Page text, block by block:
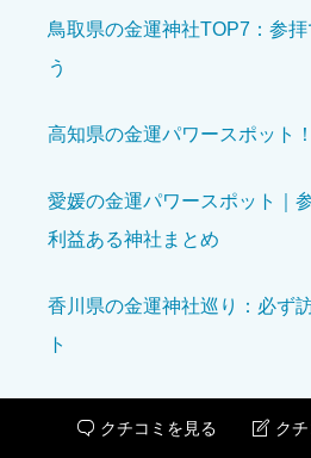
Youtube、Facebook、Twitter およ
鳥取県の金運神社TOP7：参
う
高知県の金運パワースポット
愛媛の金運パワースポット｜
利益ある神社まとめ
香川県の金運神社巡り：必ず
ト
 クチコミを見る  ク